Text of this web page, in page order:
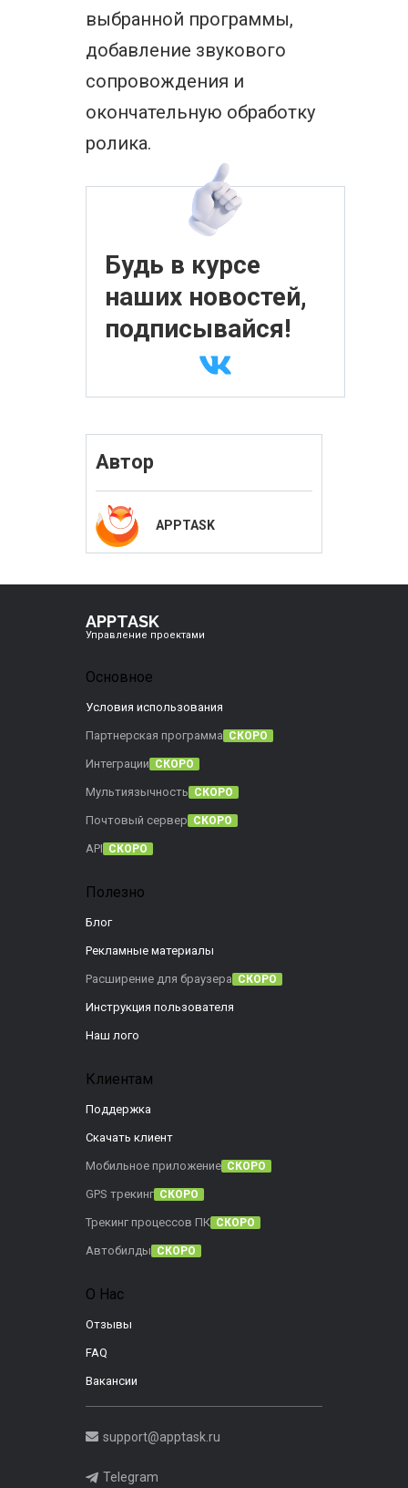
выбранной программы,
добавление звукового
сопровождения и
окончательную обработку
ролика.
Будь в курсе
наших новостей,
подписывайся!
Автор
APPTASK
APPTASK
Управление проектами
Основное
Условия использования
Партнерская программа СКОРО
Интеграции СКОРО
Мультиязычность СКОРО
Почтовый сервер СКОРО
API СКОРО
Полезно
Блог
Рекламные материалы
Расширение для браузера СКОРО
Инструкция пользователя
Наш лого
Клиентам
Поддержка
Скачать клиент
Мобильное приложение СКОРО
GPS трекинг СКОРО
Трекинг процессов ПК СКОРО
Автобилды СКОРО
О Нас
Отзывы
FAQ
Вакансии
support@apptask.ru
Telegram